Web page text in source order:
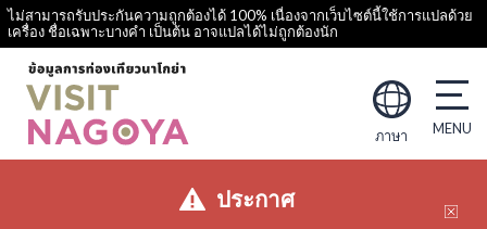
ไม่สามารถรับประกันความถูกต้องได้ 100% เนื่องจากเว็บไซต์นี้ใช้การแปลด้วย
เครื่อง ชื่อเฉพาะบางคำ เป็นต้น อาจแปลได้ไม่ถูกต้องนัก
ภาษา
ประกาศ